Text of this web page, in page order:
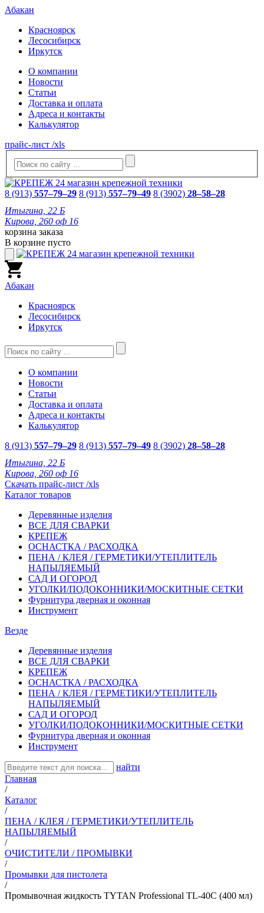
Абакан
Красноярск
Лесосибирск
Иркутск
О компании
Новости
Статьи
Доставка и оплата
Адреса и контакты
Калькулятор
прайс-лист /xls
8 (913) 557–79–29 8 (913) 557–79–49 8 (3902) 28–58–28
Итыгина, 22 Б
Кирова, 260 оф 16
корзина заказа
В корзине пусто
Абакан
Красноярск
Лесосибирск
Иркутск
О компании
Новости
Статьи
Доставка и оплата
Адреса и контакты
Калькулятор
8 (913) 557–79–29 8 (913) 557–79–49 8 (3902) 28–58–28
Итыгина, 22 Б
Кирова, 260 оф 16
Скачать прайс-лист /xls
Каталог товаров
Деревянные изделия
ВСЕ ДЛЯ СВАРКИ
КРЕПЕЖ
ОСНАСТКА / РАСХОДКА
ПЕНА / КЛЕЯ / ГЕРМЕТИКИ/УТЕПЛИТЕЛЬ
НАПЫЛЯЕМЫЙ
САД И ОГОРОД
УГОЛКИ/ПОДОКОННИКИ/МОСКИТНЫЕ СЕТКИ
Фурнитура дверная и оконная
Инструмент
Везде
Деревянные изделия
ВСЕ ДЛЯ СВАРКИ
КРЕПЕЖ
ОСНАСТКА / РАСХОДКА
ПЕНА / КЛЕЯ / ГЕРМЕТИКИ/УТЕПЛИТЕЛЬ
НАПЫЛЯЕМЫЙ
САД И ОГОРОД
УГОЛКИ/ПОДОКОННИКИ/МОСКИТНЫЕ СЕТКИ
Фурнитура дверная и оконная
Инструмент
найти
Главная
/
Каталог
/
ПЕНА / КЛЕЯ / ГЕРМЕТИКИ/УТЕПЛИТЕЛЬ
НАПЫЛЯЕМЫЙ
/
ОЧИСТИТЕЛИ / ПРОМЫВКИ
/
Промывки для пистолета
/
Промывочная жидкость TYTAN Professional TL-40C (400 мл)